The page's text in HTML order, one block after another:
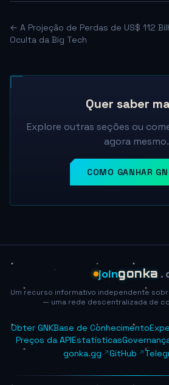
← A Projeção de Perdas de US$ 112
Oculta da Big Tech
Quer saber
Explore outras seções ou
agora mesmo.
COMO GANHAR
joingonka
Um recurso informativo independente
— uma rede descentralizada de
Obter GNKBase de Conhecimento
Preços da APIEstatísticas
gonka.gg
GitHub